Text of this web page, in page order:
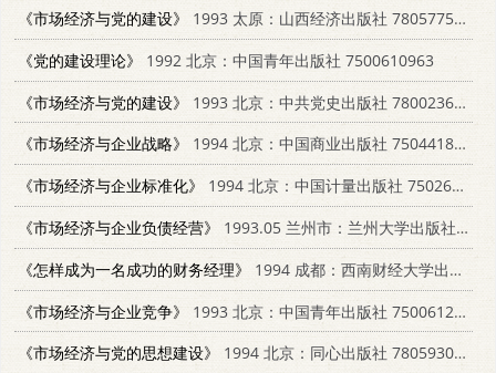
《市场经济与党的建设》
1993 太原：山西经济出版社 7805775486
《党的建设理论》
1992 北京：中国青年出版社 7500610963
《市场经济与党的建设》
1993 北京：中共党史出版社 7800236579
《市场经济与企业战略》
1994 北京：中国商业出版社 7504418927
《市场经济与企业标准化》
1994 北京：中国计量出版社 7502606963
《市场经济与企业负债经营》
1993.05 兰州市：兰州大学出版社 7311005833
《怎样成为一名成功的财务经理》
1994 成都：西南财经大学出版社 7810177567
《市场经济与企业竞争》
1993 北京：中国青年出版社 7500612982
《市场经济与党的思想建设》
1994 北京：同心出版社 7805930864